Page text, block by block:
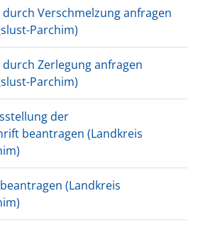
Verschmelzung anfragen
Parchim)
Zerlegung anfragen
Parchim)
der
beantragen (Landkreis
(Landkreis